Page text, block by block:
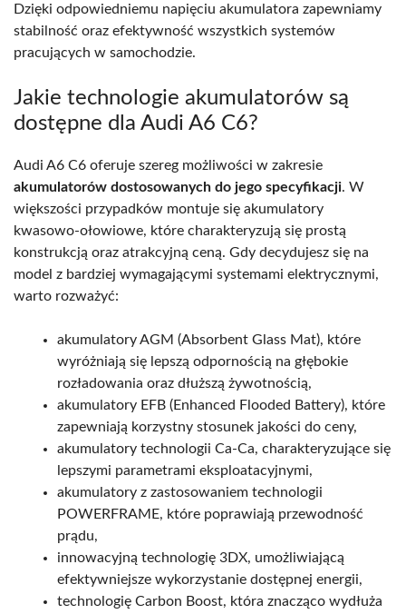
Dzięki odpowiedniemu napięciu akumulatora zapewniamy
stabilność oraz efektywność wszystkich systemów
pracujących w samochodzie.
Jakie technologie akumulatorów są
dostępne dla Audi A6 C6?
Audi A6 C6 oferuje szereg możliwości w zakresie
akumulatorów dostosowanych do jego specyfikacji. W
większości przypadków montuje się akumulatory
kwasowo-ołowiowe, które charakteryzują się prostą
konstrukcją oraz atrakcyjną ceną. Gdy decydujesz się na
model z bardziej wymagającymi systemami elektrycznymi,
warto rozważyć:
akumulatory AGM (Absorbent Glass Mat), które
wyróżniają się lepszą odpornością na głębokie
rozładowania oraz dłuższą żywotnością,
akumulatory EFB (Enhanced Flooded Battery), które
zapewniają korzystny stosunek jakości do ceny,
akumulatory technologii Ca-Ca, charakteryzujące się
lepszymi parametrami eksploatacyjnymi,
akumulatory z zastosowaniem technologii
POWERFRAME, które poprawiają przewodność
prądu,
innowacyjną technologię 3DX, umożliwiającą
efektywniejsze wykorzystanie dostępnej energii,
technologię Carbon Boost, która znacząco wydłuża